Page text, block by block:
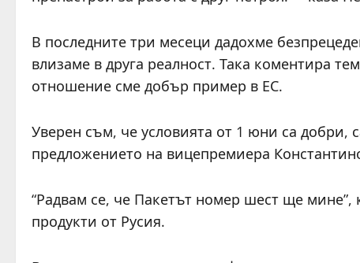
В последните три месеци дадохме
влизаме в друга реалност. Така коментира
отношение сме добър пример в ЕС.
Уверен съм, че условията от 1 юни са добри,
предложението на вицепремиера
“Радвам се, че Пакетът номер шест ще
продукти от Русия.